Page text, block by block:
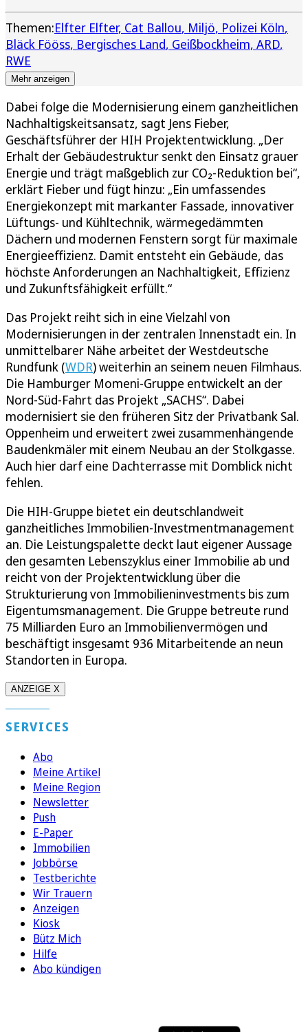
Themen:Elfter Elfter Cat Ballou Miljö Polizei Köln
Bläck Fööss Bergisches Land Geißbockheim ARD
RWE
Mehr anzeigen
Dabei folge die Modernisierung einem ganzheitlichen
Nachhaltigskeitsansatz, sagt Jens Fieber,
Geschäftsführer der HIH Projektentwicklung. „Der
Erhalt der Gebäudestruktur senkt den Einsatz grauer
Energie und trägt maßgeblich zur CO₂-Reduktion bei“,
erklärt Fieber und fügt hinzu: „Ein umfassendes
Energiekonzept mit markanter Fassade, innovativer
Lüftungs- und Kühltechnik, wärmegedämmten
Dächern und modernen Fenstern sorgt für maximale
Energieeffizienz. Damit entsteht ein Gebäude, das
höchste Anforderungen an Nachhaltigkeit, Effizienz
und Zukunftsfähigkeit erfüllt.“
Das Projekt reiht sich in eine Vielzahl von
Modernisierungen in der zentralen Innenstadt ein. In
unmittelbarer Nähe arbeitet der Westdeutsche
Rundfunk (WDR) weiterhin an seinem neuen Filmhaus.
Die Hamburger Momeni-Gruppe entwickelt an der
Nord-Süd-Fahrt das Projekt „SACHS“. Dabei
modernisiert sie den früheren Sitz der Privatbank Sal.
Oppenheim und erweitert zwei zusammenhängende
Baudenkmäler mit einem Neubau an der Stolkgasse.
Auch hier darf eine Dachterrasse mit Domblick nicht
fehlen.
Die HIH-Gruppe bietet ein deutschlandweit
ganzheitliches Immobilien-Investmentmanagement
an. Die Leistungspalette deckt laut eigener Aussage
den gesamten Lebenszyklus einer Immobilie ab und
reicht von der Projektentwicklung über die
Strukturierung von Immobilieninvestments bis zum
Eigentumsmanagement. Die Gruppe betreute rund
75 Milliarden Euro an Immobilienvermögen und
beschäftigt insgesamt 936 Mitarbeitende an neun
Standorten in Europa.
ANZEIGE X
SERVICES
Abo
Meine Artikel
Meine Region
Newsletter
Push
E-Paper
Immobilien
Jobbörse
Testberichte
Wir Trauern
Anzeigen
Kiosk
Bütz Mich
Hilfe
Abo kündigen